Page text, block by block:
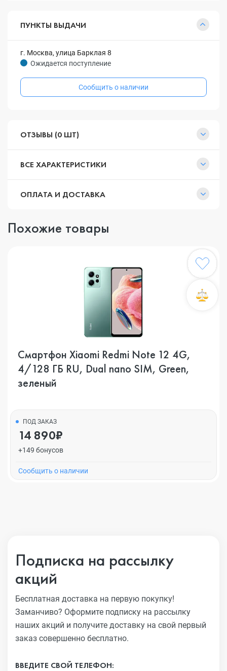
ПУНКТЫ ВЫДАЧИ
г. Москва, улица Барклая 8
Ожидается поступление
Сообщить о наличии
ОТЗЫВЫ (0 ШТ)
ВСЕ ХАРАКТЕРИСТИКИ
ОПЛАТА И ДОСТАВКА
Похожие товары
Смартфон Xiaomi Redmi Note 12 4G,
4/128 ГБ RU, Dual nano SIM, Green,
зеленый
ПОД ЗАКАЗ
14 890₽
+149 бонусов
Cообщить о наличии
Подписка на рассылку
акций
Бесплатная доставка на первую покупку!
Заманчиво? Оформите подписку на рассылку
наших акций и получите доставку на свой первый
заказ совершенно бесплатно.
ВВЕДИТЕ СВОЙ ТЕЛЕФОН: